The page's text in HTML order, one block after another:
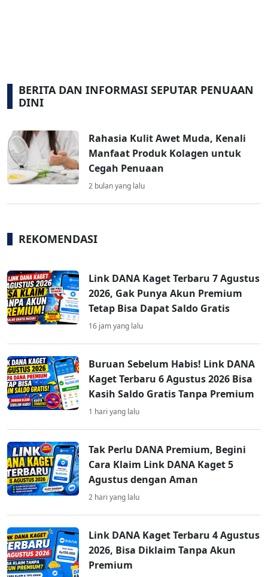
BERITA DAN INFORMASI SEPUTAR PENUAAN
DINI
Rahasia Kulit Awet Muda, Kenali
Manfaat Produk Kolagen untuk
Cegah Penuaan
2 bulan yang lalu
REKOMENDASI
Link DANA Kaget Terbaru 7 Agustus
2026, Gak Punya Akun Premium
Tetap Bisa Dapat Saldo Gratis
16 jam yang lalu
Buruan Sebelum Habis! Link DANA
Kaget Terbaru 6 Agustus 2026 Bisa
Kasih Saldo Gratis Tanpa Premium
1 hari yang lalu
Tak Perlu DANA Premium, Begini
Cara Klaim Link DANA Kaget 5
Agustus dengan Aman
2 hari yang lalu
Link DANA Kaget Terbaru 4 Agustus
2026, Bisa Diklaim Tanpa Akun
Premium